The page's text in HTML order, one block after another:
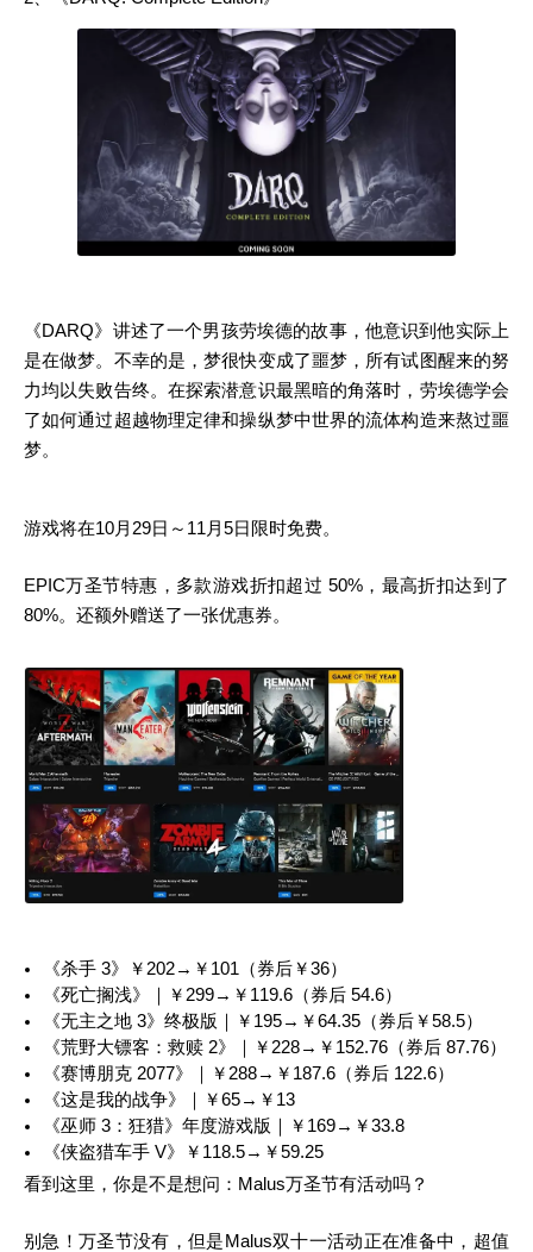
《DARQ》讲述了一个男孩劳埃德的故事，他意识到他实际上
是在做梦。不幸的是，梦很快变成了噩梦，所有试图醒来的努
力均以失败告终。在探索潜意识最黑暗的角落时，劳埃德学会
了如何通过超越物理定律和操纵梦中世界的流体构造来熬过噩
梦。
游戏将在10月29日～11月5日限时免费。
EPIC万圣节特惠，多款游戏折扣超过 50%，最高折扣达到了
80%。还额外赠送了一张优惠券。
《杀手 3》￥202→￥101（券后￥36）
《死亡搁浅》｜￥299→￥119.6（券后 54.6）
《无主之地 3》终极版｜￥195→￥64.35（券后￥58.5）
《荒野大镖客：救赎 2》｜￥228→￥152.76（券后 87.76）
《赛博朋克 2077》｜￥288→￥187.6（券后 122.6）
《这是我的战争》｜￥65→￥13
《巫师 3：狂猎》年度游戏版｜￥169→￥33.8
《侠盗猎车手 V》￥118.5→￥59.25
看到这里，你是不是想问：Malus万圣节有活动吗？
别急！万圣节没有，但是Malus双十一活动正在准备中，超值